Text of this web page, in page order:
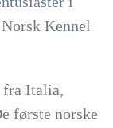
Kennel
fra Italia,
første norske